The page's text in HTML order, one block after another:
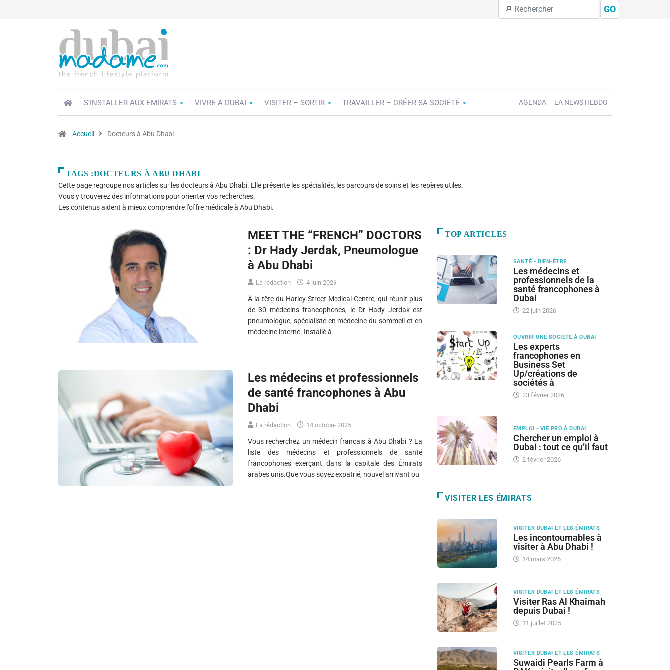
GO
S’INSTALLER AUX EMIRATS VIVRE A DUBAI VISITER – SORTIR TRAVAILLER – CRÉER SA SOCIÉTÉ AGENDA LA NEWS HEBDO
Accueil Docteurs à Abu Dhabi
TAGS :DOCTEURS À ABU DHABI
Cette page regroupe nos articles sur les docteurs à Abu Dhabi. Elle présente les spécialités, les parcours de soins et les repères utiles.
Vous y trouverez des informations pour orienter vos recherches.
Les contenus aident à mieux comprendre l’offre médicale à Abu Dhabi.
MEET THE “FRENCH” DOCTORS
: Dr Hady Jerdak, Pneumologue
à Abu Dhabi
La rédaction 4 juin 2026
À la tête du Harley Street Medical Centre, qui réunit plus
de 30 médecins francophones, le Dr Hady Jerdak est
pneumologue, spécialiste en médecine du sommeil et en
médecine interne. Installé à
Les médecins et professionnels
de santé francophones à Abu
Dhabi
La rédaction 14 octobre 2025
Vous recherchez un médecin français à Abu Dhabi ? La
liste des médecins et professionnels de santé
francophones exerçant dans la capitale des Émirats
arabes unis.Que vous soyez expatrié, nouvel arrivant ou
TOP ARTICLES
SANTÉ - BIEN-ÊTRE
Les médecins et
professionnels de la
santé francophones à
Dubai
22 juin 2026
OUVRIR UNE SOCIETE À DUBAI
Les experts
francophones en
Business Set
Up/créations de
sociétés à
23 février 2026
EMPLOI - VIE PRO À DUBAI
Chercher un emploi à
Dubai : tout ce qu’il faut
2 février 2026
VISITER LES ÉMIRATS
VISITER DUBAI ET LES ÉMIRATS
Les incontournables à
visiter à Abu Dhabi !
14 mars 2026
VISITER DUBAI ET LES ÉMIRATS
Visiter Ras Al Khaimah
depuis Dubai !
11 juillet 2025
VISITER DUBAI ET LES ÉMIRATS
Suwaidi Pearls Farm à